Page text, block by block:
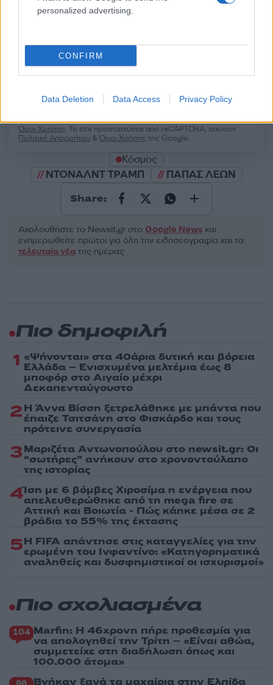
personalized advertising.
CONFIRM
Data Deletion Data Access Privacy Policy
50 /50
2000 /2000
Υποβολή σχολίου
Όροι Χρήσης. Το site προστατεύεται από reCAPTCHA, ισχύουν
Πολιτική Απορρήτου &Όροι Χρήσης της Google.
Κόσμος
ΝΤΟΝΑΛΝΤ ΤΡΑΜΠ
ΠΑΠΑΣ ΛΕΩΝ
Share:
Ακολουθήστε το Νewsit.gr στο Google News και
ενημερωθείτε πρώτοι για όλη την ειδησεογραφία και τα
τελευταία νέα της ημέρας
Πιο δημοφιλή
1 «Ψήνονται» στα 40άρια δυτική και βόρεια
Ελλάδα – Ενισχυμένα μελτέμια έως 8
μποφόρ στο Αιγαίο μέχρι
Δεκαπενταύγουστο
2Η Άννα Βίσση ξετρελάθηκε με μπάντα που
έπαιζε Τσιτσάνη στο Φισκάρδο και τους
πρότεινε συνεργασία
3Μαριζέτα Αντωνοπούλου στο newsit.gr: Οι
“σωτήρες” ανήκουν στο χρονοντούλαπο
της ιστορίας
4Ίση με 6 βόμβες Χιροσίμα η ενέργεια που
απελευθερώθηκε από τη mega fire σε
Αττική και Βοιωτία - Πώς κάηκε μέσα σε 2
βράδια το 55% της έκτασης
5Η FIFA απάντησε στις καταγγελίες για την
ερωμένη του Ινφαντίνο: «Κατηγορηματικά
αναληθείς και δυσφημιστικοί οι ισχυρισμοί»
Πιο σχολιασμένα
104 Marfin: Η 46χρονη πήρε προθεσμία για
να απολογηθεί την Τρίτη – «Είναι αθώα,
συμμετείχε στη διαδήλωση όπως και
100.000 άτομα»
Βγήκαν ξανά τα μαχαίρια στην Ελπίδα